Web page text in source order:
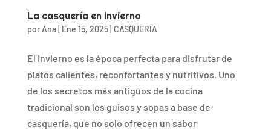
La casquería en invierno
porAna| Ene 15, 2025| CASQUERÍA
El invierno es la época perfecta para disfrutar de
platos calientes, reconfortantes y nutritivos. Uno
de los secretos más antiguos de la cocina
tradicional son los guisos y sopas a base de
casquería, que no solo ofrecen un sabor